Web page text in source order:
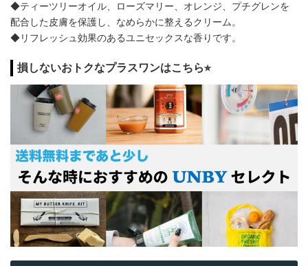
◆ティーツリーオイル、ローズマリー、オレンジ、プチグレンを
配合した皮膚を保護し、なめらかに整えるクリーム。
◆リフレッシュ効果のあるユニセックスな香りです。
損しないおトクなプラスワンはこちら⭐︎